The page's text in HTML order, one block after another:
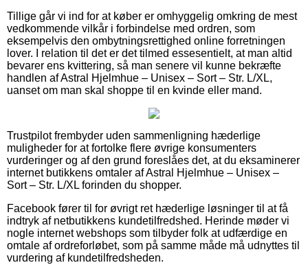
Tillige går vi ind for at køber er omhyggelig omkring de mest
vedkommende vilkår i forbindelse med ordren, som
eksempelvis den ombytningsrettighed online forretningen
lover. I relation til det er det tilmed essesentielt, at man altid
bevarer ens kvittering, så man senere vil kunne bekræfte
handlen af Astral Hjelmhue – Unisex – Sort – Str. L/XL,
uanset om man skal shoppe til en kvinde eller mand.
Trustpilot frembyder uden sammenligning hæderlige
muligheder for at fortolke flere øvrige konsumenters
vurderinger og af den grund foreslåes det, at du eksaminerer
internet butikkens omtaler af Astral Hjelmhue – Unisex –
Sort – Str. L/XL forinden du shopper.
Facebook fører til for øvrigt ret hæderlige løsninger til at få
indtryk af netbutikkens kundetilfredshed. Herinde møder vi
nogle internet webshops som tilbyder folk at udfærdige en
omtale af ordreforløbet, som på samme måde må udnyttes til
vurdering af kundetilfredsheden.